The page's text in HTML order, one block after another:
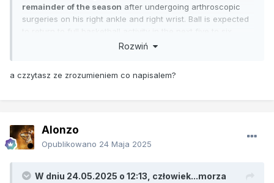
remainder of the season after undergoing arthroscopic
surgeries on his right ankle and right wrist. Ball is expected
weeks and make a full recovery, the team said.
Rozwiń
a czzytasz ze zrozumieniem co napisalem?
Alonzo
Opublikowano 24 Maja 2025
W dniu 24.05.2025 o 12:13, człowiek...morza